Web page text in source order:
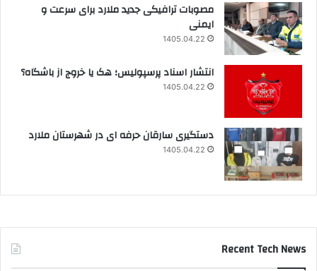
مصوبات ترافیکی جدید ملارد برای سرعت و
ایمنی
1405.04.22
انتشار اسناد پرسپولیس؛ هک یا خروج از باشگاه؟
1405.04.22
دستگیری سارقان حرفه ای در شهرستان ملارد
1405.04.22
Recent Tech News